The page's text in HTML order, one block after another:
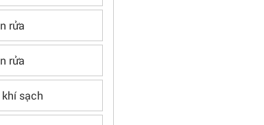
rửa
rửa
sạch